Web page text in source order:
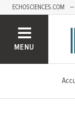
ECHOSCIENCES.COM
MENU